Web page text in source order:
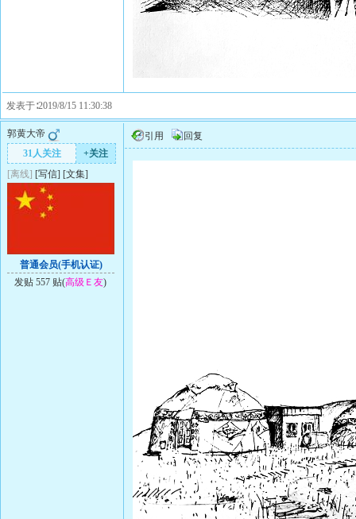
发表于∶2019/8/15 11:30:38
郭黄大帝
31人关注
+关注
[离线] [写信] [文集]
普通会员(手机认证)
发贴 557 贴(高级Ｅ友)
引用 回复